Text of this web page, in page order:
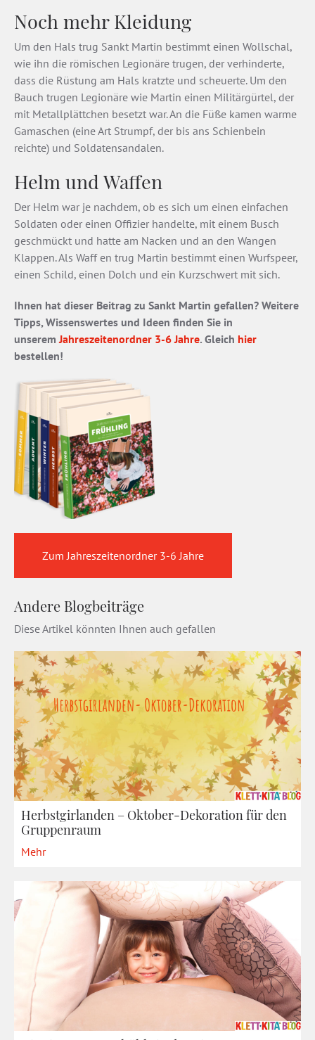
Noch mehr Kleidung
Um den Hals trug Sankt Martin bestimmt einen Wollschal,
wie ihn die römischen Legionäre trugen, der verhinderte,
dass die Rüstung am Hals kratzte und scheuerte. Um den
Bauch trugen Legionäre wie Martin einen Militärgürtel, der
mit Metallplättchen besetzt war. An die Füße kamen warme
Gamaschen (eine Art Strumpf, der bis ans Schienbein
reichte) und Soldatensandalen.
Helm und Waffen
Der Helm war je nachdem, ob es sich um einen einfachen
Soldaten oder einen Offizier handelte, mit einem Busch
geschmückt und hatte am Nacken und an den Wangen
Klappen. Als Waff en trug Martin bestimmt einen Wurfspeer,
einen Schild, einen Dolch und ein Kurzschwert mit sich.
Ihnen hat dieser Beitrag zu Sankt Martin gefallen? Weitere
Tipps, Wissenswertes und Ideen finden Sie in
unserem Jahreszeitenordner 3-6 Jahre. Gleich hier
bestellen!
Zum Jahreszeitenordner 3-6 Jahre
Andere Blogbeiträge
Diese Artikel könnten Ihnen auch gefallen
Herbstgirlanden – Oktober-Dekoration für den
Gruppenraum
Mehr